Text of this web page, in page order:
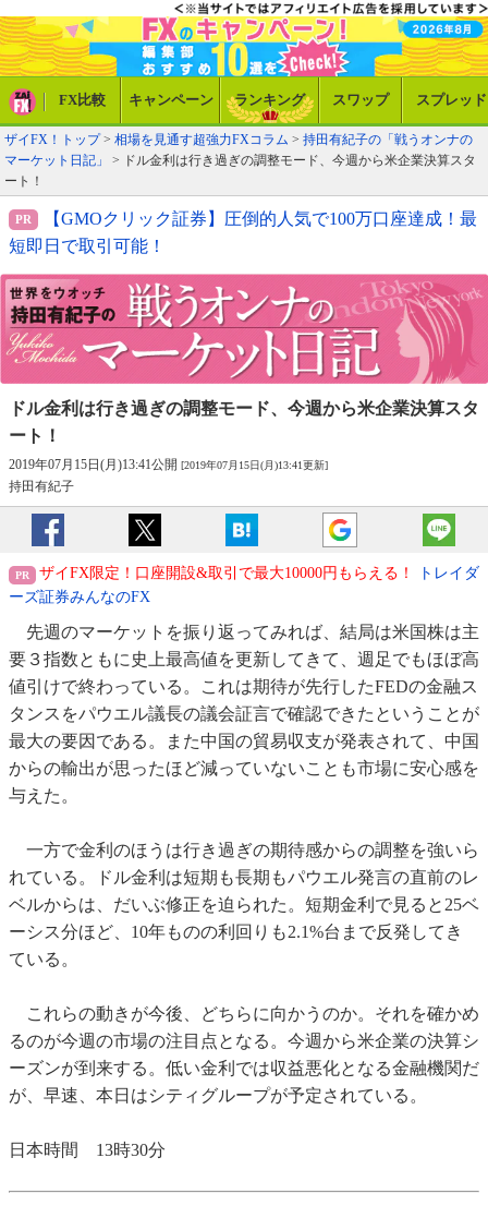
FX比較 キャンペーン ランキング スワップ スプレッド
ザイFX！トップ> 相場を見通す超強力FXコラム > 持田有紀子の「戦うオンナの
マーケット日記」
> ドル金利は行き過ぎの調整モード、今週から米企業決算スタ
ート！
【GMOクリック証券】圧倒的人気で100万口座達成！最
短即日で取引可能！
ドル金利は行き過ぎの調整モード、 今週から米企業決算スタ
ート！
2019年07月15日(月)13:41公開 [2019年07月15日(月)13:41更新]
持田有紀子
ザイFX限定！口座開設&取引で最大10000円もらえる！
トレイダ
ーズ証券みんなのFX
先週のマーケットを振り返ってみれば、結局は米国株は主
要３指数ともに史上最高値を更新してきて、週足でもほぼ高
値引けで終わっている。これは期待が先行したFEDの金融ス
タンスをパウエル議長の議会証言で確認できたということが
最大の要因である。また中国の貿易収支が発表されて、中国
からの輸出が思ったほど減っていないことも市場に安心感を
与えた。
一方で金利のほうは行き過ぎの期待感からの調整を強いら
れている。ドル金利は短期も長期もパウエル発言の直前のレ
ベルからは、だいぶ修正を迫られた。短期金利で見ると25ベ
ーシス分ほど、10年ものの利回りも2.1%台まで反発してき
ている。
これらの動きが今後、どちらに向かうのか。それを確かめ
るのが今週の市場の注目点となる。今週から米企業の決算シ
ーズンが到来する。低い金利では収益悪化となる金融機関だ
が、早速、本日はシティグループが予定されている。
日本時間 13時30分